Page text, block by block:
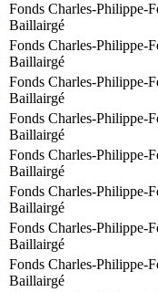
Fonds Charles-Philippe-
Baillairgé
Fonds Charles-Philippe-
Baillairgé
Fonds Charles-Philippe-
Baillairgé
Fonds Charles-Philippe-
Baillairgé
Fonds Charles-Philippe-
Baillairgé
Fonds Charles-Philippe-
Baillairgé
Fonds Charles-Philippe-
Baillairgé
Fonds Charles-Philippe-
Baillairgé